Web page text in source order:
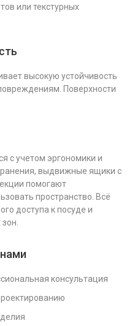
или текстурных
высокую устойчивость
Поверхности
с учетом эргономики и
выдвижные ящики с
помогают
пространство. Всё
доступа к посуде и
консультация